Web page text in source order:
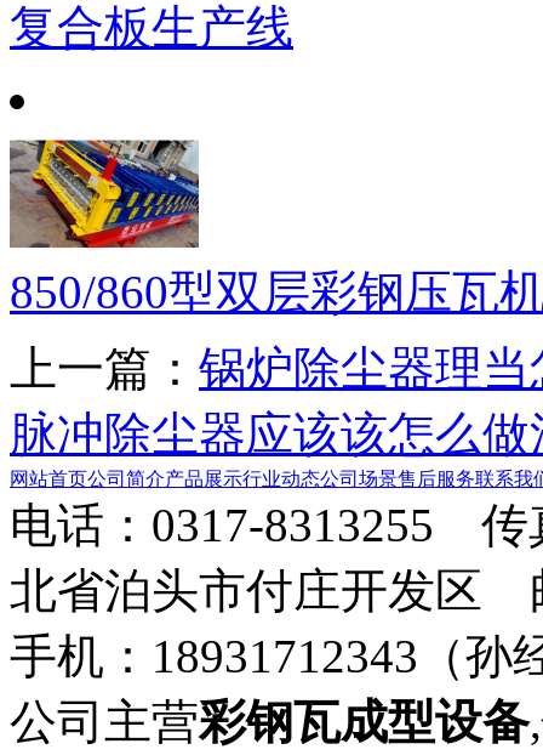
复合板生产线
850/860型双层彩钢压瓦
上一篇： 锅炉除尘器理
脉冲除尘器应该该怎么做
网站首页公司简介产品展示行业动态公司场景售后服务联系我
电话：0317-8313255
北省泊头市付庄开发区
手机：18931712343（孙
公司主营彩钢瓦成型设备,